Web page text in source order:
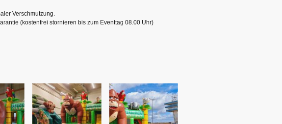
Verschmutzung.
(kostenfrei stornieren bis zum Eventtag 08.00 Uhr)